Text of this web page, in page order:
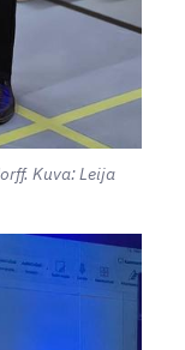
Kuva: Leija